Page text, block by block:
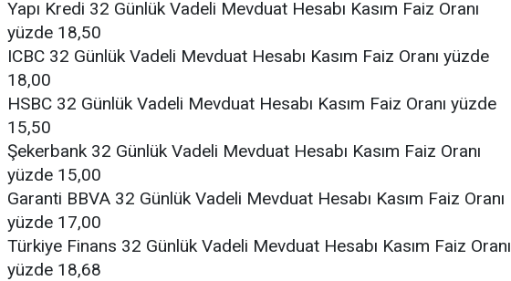
Yapı Kredi 32 Günlük Vadeli Mevduat Hesabı Kasım Faiz Oranı
yüzde 18,50
ICBC 32 Günlük Vadeli Mevduat Hesabı Kasım Faiz Oranı yüzde
18,00
HSBC 32 Günlük Vadeli Mevduat Hesabı Kasım Faiz Oranı yüzde
15,50
Şekerbank 32 Günlük Vadeli Mevduat Hesabı Kasım Faiz Oranı
yüzde 15,00
Garanti BBVA 32 Günlük Vadeli Mevduat Hesabı Kasım Faiz Oranı
yüzde 17,00
Türkiye Finans 32 Günlük Vadeli Mevduat Hesabı Kasım Faiz Oranı
yüzde 18,68